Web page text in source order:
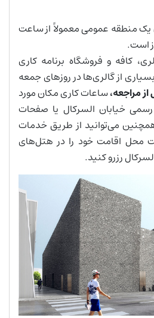
یک منطقه عمومی معمولاً از ساعت
کافه و فروشگاه برنامه کاری
از گالری‌ها در روزهای جمعه
مراجعه،ساعات کاری مکان مورد
خیابان السرکال یا صفحات
می‌توانید از طریق خدمات
محل اقامت خود را در هتل‌های